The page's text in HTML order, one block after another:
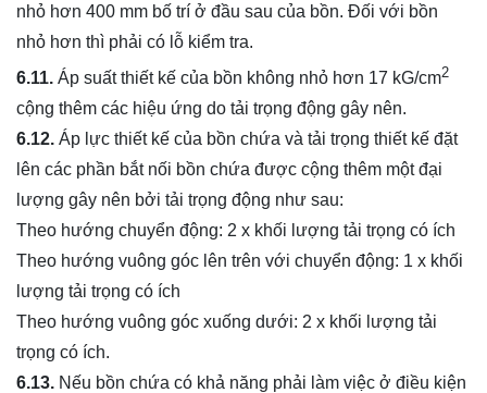
nhỏ hơn 400 mm bố trí ở đầu sau của bồn. Đối với bồn
nhỏ hơn thì phải có lỗ kiểm tra.
6.11. Áp suất thiết kế của bồn không nhỏ hơn 17 kG/cm2
cộng thêm các hiệu ứng do tải trọng động gây nên.
6.12. Áp lực thiết kế của bồn chứa và tải trọng thiết kế đặt
lên các phần bắt nối bồn chứa được cộng thêm một đại
lượng gây nên bởi tải trọng động như sau:
Theo hướng chuyển động: 2 x khối lượng tải trọng có ích
Theo hướng vuông góc lên trên với chuyển động: 1 x khối
lượng tải trọng có ích
Theo hướng vuông góc xuống dưới: 2 x khối lượng tải
trọng có ích.
6.13. Nếu bồn chứa có khả năng phải làm việc ở điều kiện